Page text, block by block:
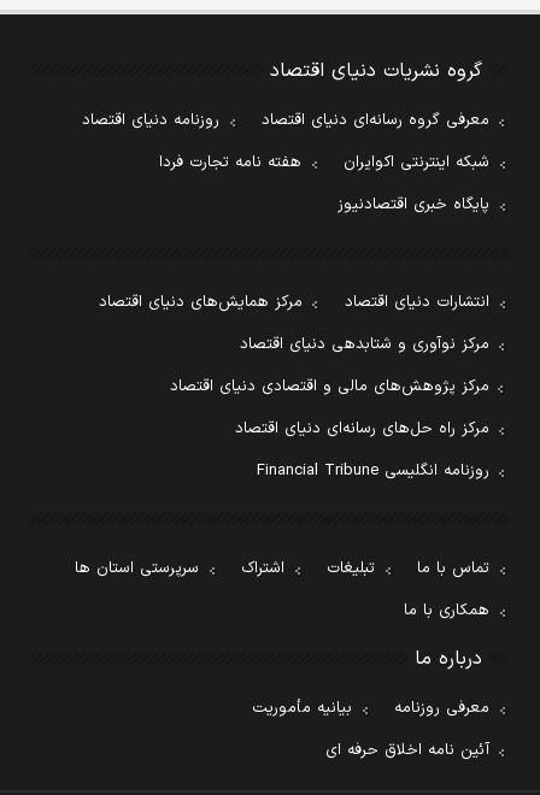
گروه نشریات دنیای اقتصاد
معرفی گروه رسانه‌ای دنیای اقتصاد
روزنامه دنیای اقتصاد
شبکه اینترنتی اکوایران
هفته نامه تجارت فردا
پایگاه خبری اقتصادنیوز
انتشارات دنیای اقتصاد
مرکز همایش‌های دنیای اقتصاد
مرکز نوآوری و شتابدهی دنیای اقتصاد
مرکز پژوهش‌های مالی و اقتصادی دنیای اقتصاد
مرکز راه حل‌های رسانه‌ای دنیای اقتصاد
روزنامه انگلیسی Financial Tribune
تماس با ما تبلیغات اشتراک
سرپرستی استان ها
همکاری با ما
درباره ما
معرفی روزنامه
بیانیه مأموریت
آئین نامه اخلاق حرفه ای